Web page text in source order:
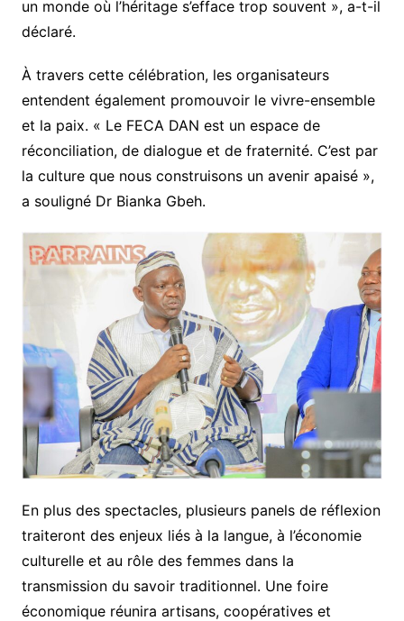
un monde où l’héritage s’efface trop souvent », a-t-il
déclaré.
À travers cette célébration, les organisateurs
entendent également promouvoir le vivre-ensemble
et la paix. « Le FECA DAN est un espace de
réconciliation, de dialogue et de fraternité. C’est par
la culture que nous construisons un avenir apaisé »,
a souligné Dr Bianka Gbeh.
En plus des spectacles, plusieurs panels de réflexion
traiteront des enjeux liés à la langue, à l’économie
culturelle et au rôle des femmes dans la
transmission du savoir traditionnel. Une foire
économique réunira artisans, coopératives et